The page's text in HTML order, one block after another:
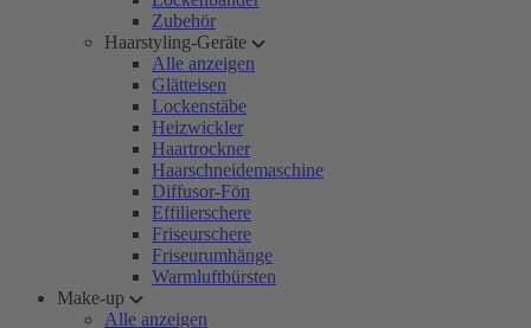
Zubehör
Haarstyling-Geräte
Alle anzeigen
Glätteisen
Lockenstäbe
Heizwickler
Haartrockner
Haarschneidemaschine
Diffusor-Fön
Effilierschere
Friseurschere
Friseurumhänge
Warmluftbürsten
Make-up
Alle anzeigen